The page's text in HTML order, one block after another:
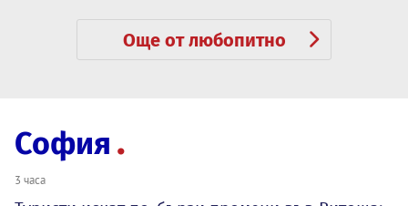
Още от любопитно
София
3 часа